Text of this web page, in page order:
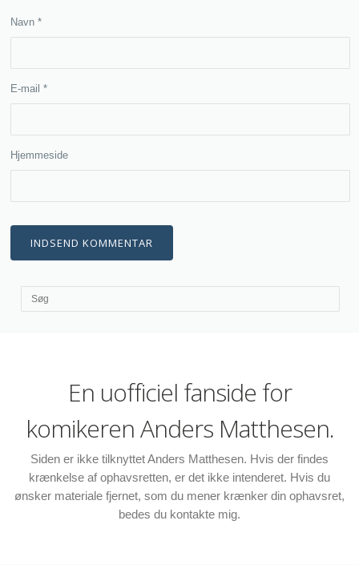
Navn*
E-mail*
Hjemmeside
En uofficiel fanside for
komikeren Anders Matthesen.
Siden er ikke tilknyttet Anders Matthesen. Hvis der findes
krænkelse af ophavsretten, er det ikke intenderet. Hvis du
ønsker materiale fjernet, som du mener krænker din ophavsret,
bedes du kontakte mig.